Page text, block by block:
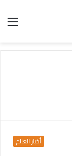
أخبار العالم